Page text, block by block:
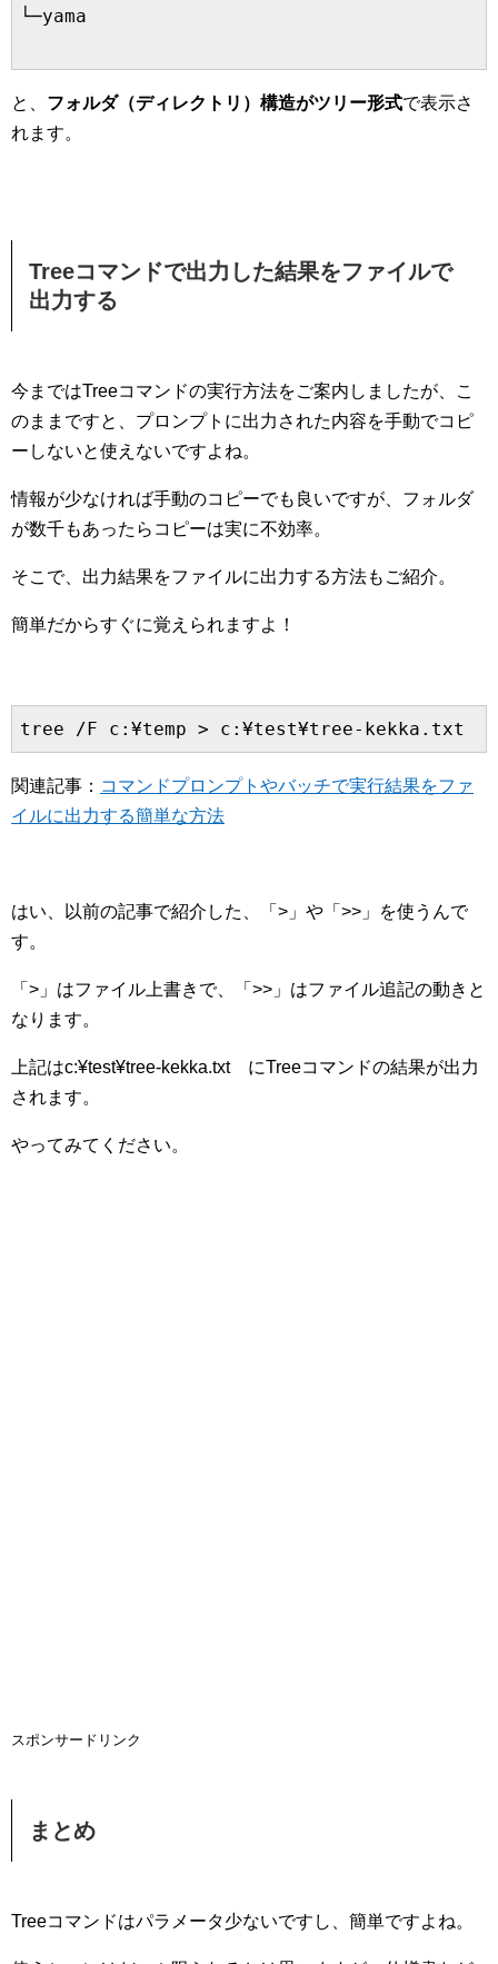
└─yama
と、 フォルダ（ディレクトリ）構造がツリー形式で表示さ
れます。
Treeコマンドで出力した結果をファイルで
出力する
今まではTreeコマンドの実行方法をご案内しましたが、こ
のままですと、プロンプトに出力された内容を手動でコピ
ーしないと使えないですよね。
情報が少なければ手動のコピーでも良いですが、フォルダ
が数千もあったらコピーは実に不効率。
そこで、出力結果をファイルに出力する方法もご紹介。
簡単だからすぐに覚えられますよ！
tree /F c:¥temp > c:¥test¥tree-kekka.txt
関連記事： コマンドプロンプトやバッチで実行結果をファ
イルに出力する簡単な方法
はい、以前の記事で紹介した、「>」や「>>」を使うんで
す。
「>」はファイル上書きで、「>>」はファイル追記の動きと
なります。
上記はc:¥test¥tree-kekka.txt にTreeコマンドの結果が出力
されます。
やってみてください。
スポンサードリンク
まとめ
Treeコマンドはパラメータ少ないですし、簡単ですよね。